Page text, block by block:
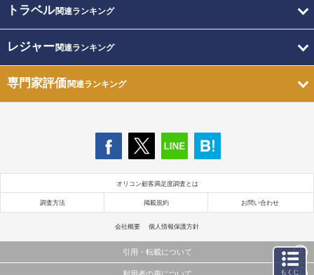
トラベル関連ランキング
レジャー関連ランキング
専門家評価関連ランキング
オリコン顧客満足度調査とは
調査方法 掲載規約 お問い合わせ
会社概要 個人情報保護方針
引用・転載について
もくじ